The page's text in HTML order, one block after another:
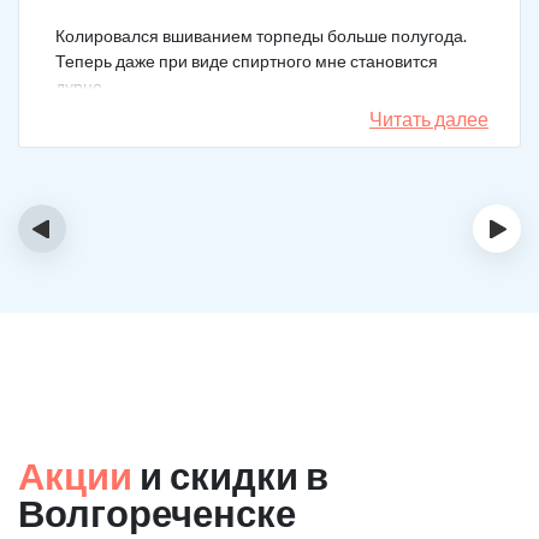
Колировался вшиванием торпеды больше полугода.
Теперь даже при виде спиртного мне становится
дурно.
Читать далее
‹ ›
Акции и скидки в
Волгореченске